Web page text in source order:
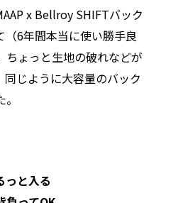
x Bellroy SHIFTバック
（6年間本当に使い勝手良
ちょっと生地の破れなどが
じように大容量のバック
っと入る